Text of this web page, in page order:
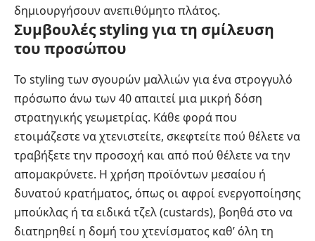
δημιουργήσουν ανεπιθύμητο πλάτος.
Συμβουλές styling για τη σμίλευση
του προσώπου
Το styling των σγουρών μαλλιών για ένα στρογγυλό
πρόσωπο άνω των 40 απαιτεί μια μικρή δόση
στρατηγικής γεωμετρίας. Κάθε φορά που
ετοιμάζεστε να χτενιστείτε, σκεφτείτε πού θέλετε να
τραβήξετε την προσοχή και από πού θέλετε να την
απομακρύνετε. Η χρήση προϊόντων μεσαίου ή
δυνατού κρατήματος, όπως οι αφροί ενεργοποίησης
μπούκλας ή τα ειδικά τζελ (custards), βοηθά στο να
διατηρηθεί η δομή του χτενίσματος καθ’ όλη τη